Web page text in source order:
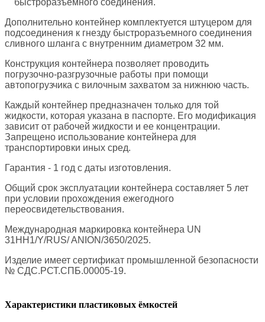
Дополнительно контейнер комплектуется штуцером для
подсоединения к гнезду быстроразъемного соединения
сливного шланга c внутренним диаметром 32 мм.
Конструкция контейнера позволяет проводить
погрузочно-разгрузочные работы при помощи
автопогрузчика с вилочным захватом за нижнюю часть.
Каждый контейнер предназначен только для той
жидкости, которая указана в паспорте. Его модификация
зависит от рабочей жидкости и ее концентрации.
Запрещено использование контейнера для
транспортировки иных сред.
Гарантия - 1 год с даты изготовления.
Общий срок эксплуатации контейнера составляет 5 лет
при условии прохождения ежегодного
переосвидетельствования.
Международная маркировка контейнера UN
31HН1/Y/RUS/ ANION/3650/2025.
Изделие имеет сертификат промышленной безопасности
№ СДС.РСТ.СПБ.00005-19.
Характеристики пластиковых ёмкостей